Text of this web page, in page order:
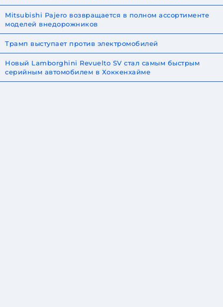
Mitsubishi Pajero возвращается в полном ассортименте
моделей внедорожников
Трамп выступает против электромобилей
Новый Lamborghini Revuelto SV стал самым быстрым
серийным автомобилем в Хоккенхайме